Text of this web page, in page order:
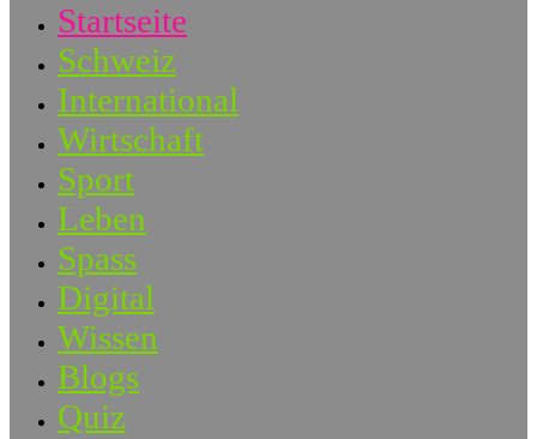
Startseite
Schweiz
International
Wirtschaft
Sport
Leben
Spass
Digital
Wissen
Blogs
Quiz